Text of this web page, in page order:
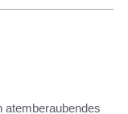
atemberaubendes